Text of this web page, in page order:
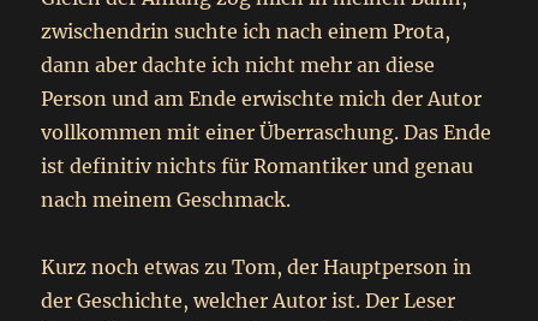
zwischendrin suchte ich nach einem Prota,
dann aber dachte ich nicht mehr an diese
Person und am Ende erwischte mich der Autor
vollkommen mit einer Überraschung. Das Ende
ist definitiv nichts für Romantiker und genau
nach meinem Geschmack.
Kurz noch etwas zu Tom, der Hauptperson in
der Geschichte, welcher Autor ist. Der Leser